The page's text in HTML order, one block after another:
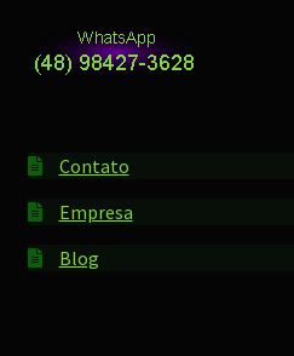
Contato
Empresa
Blog